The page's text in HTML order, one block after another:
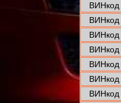
ВИНкод
ВИНкод
ВИНкод
ВИНкод
ВИНкод
ВИНкод
ВИНкод